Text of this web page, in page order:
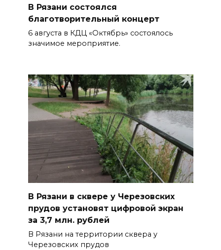
В Рязани состоялся
благотворительный концерт
6 августа в КДЦ «Октябрь» состоялось
значимое мероприятие.
В Рязани в сквере у Черезовских
прудов установят цифровой экран
за 3,7 млн. рублей
В Рязани на территории сквера у
Черезовских прудов